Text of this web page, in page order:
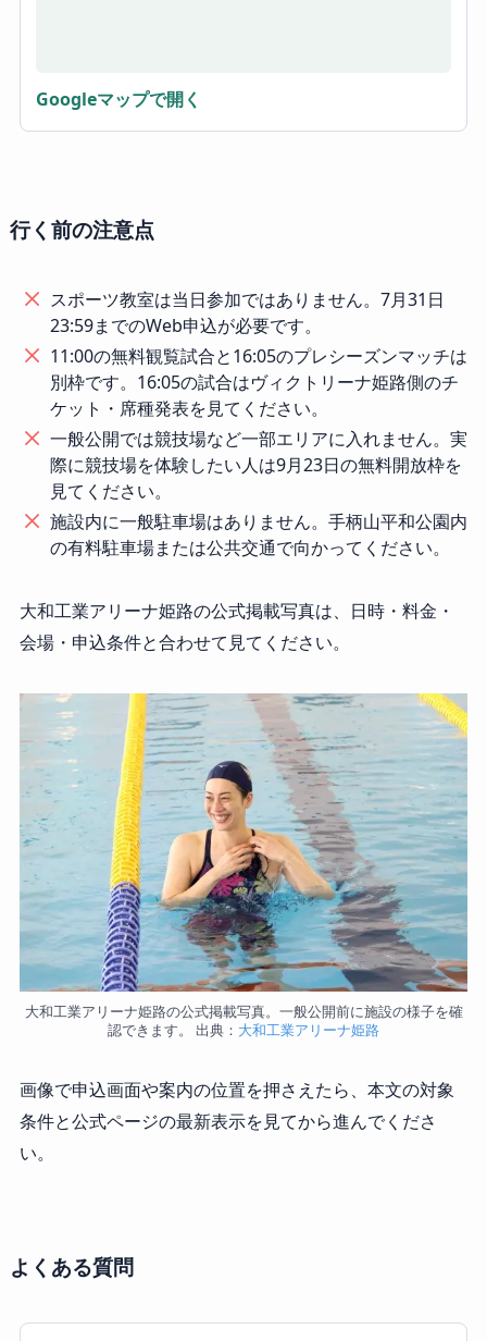
Googleマップで開く
行く前の注意点
スポーツ教室は当日参加ではありません。7月31日
23:59までのWeb申込が必要です。
11:00の無料観覧試合と16:05のプレシーズンマッチは
別枠です。16:05の試合はヴィクトリーナ姫路側のチ
ケット・席種発表を見てください。
一般公開では競技場など一部エリアに入れません。実
際に競技場を体験したい人は9月23日の無料開放枠を
見てください。
施設内に一般駐車場はありません。手柄山平和公園内
の有料駐車場または公共交通で向かってください。
大和工業アリーナ姫路の公式掲載写真は、日時・料金・
会場・申込条件と合わせて見てください。
大和工業アリーナ姫路の公式掲載写真。一般公開前に施設の様子を確
認できます。 出典： 大和工業アリーナ姫路
画像で申込画面や案内の位置を押さえたら、本文の対象
条件と公式ページの最新表示を見てから進んでくださ
い。
よくある質問